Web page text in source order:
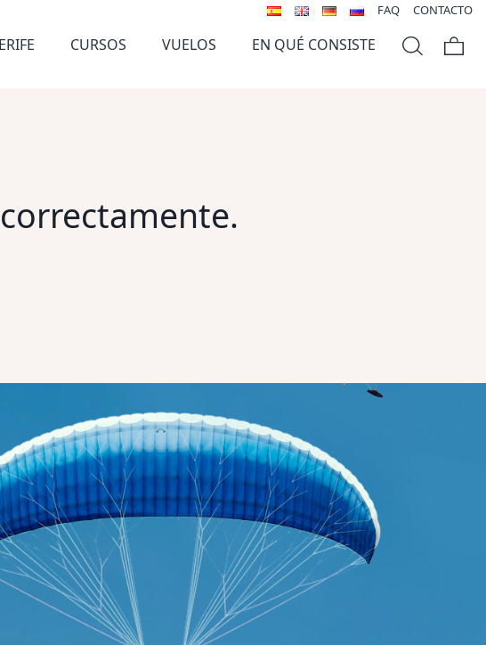
FAQ CONTACTO
CURSOS VUELOS EN QUÉ CONSISTE